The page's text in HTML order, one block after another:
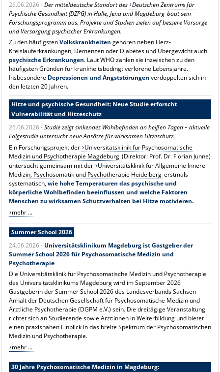
26.06.2026 -Der mitteldeutsche Standort des Deutschen Zentrums für
Psychische Gesundheit (DZPG) in Halle, Jena und Magdeburg baut sein
Forschungsprogramm aus. Projekte und Studien zielen auf bessere Vorsorge
und Versorgung psychischer Erkrankungen.
Zu den häufigstenVolkskrankheiten gehören neben Herz-
Kreislauferkrankungen, Demenzen oder Diabetes und Übergewicht auch
psychische Erkrankungen. Laut WHO zählen sie inzwischen zu den
häufigsten Gründen für krankheitsbedingt verlorene Lebensjahre.
Insbesondere Depressionen und Angststörungen verdoppelten sich in
den letzten 20 Jahren.
Hitze und psychische Gesundheit: Neue Studie erforscht
Vulnerabilität und Hitzeschutz
26.06.2026 -Studie zeigt sinkendes Wohlbefinden an heißen Tagen – aktuelle
Folgestudie untersucht neue Ansätze für wirksamen Hitzeschutz.
Ein Forschungsprojekt der Universitätsklinik für Psychosomatische
Medizin und Psychotherapie Magdeburg (Direktor: Prof. Dr. Florian Junne)
untersucht gemeinsam mit der Universitätsklinik für Allgemeine Innere
Medizin, Psychosomatik und Psychotherapie Heidelberg erstmals
systematisch, wie hohe Temperaturen das psychische und
körperliche Wohlbefinden beeinflussen und welche Faktoren
Menschen zu wirksamen Schutzverhalten bei Hitze motivieren.
mehr ...
Summer School 2026
24.06.2026 - Universitätsklinikum Magdeburg ist Gastgeber der
Summer School 2026 für Psychosomatische Medizin und
Psychotherapie
Die Universitätsklinik für Psychosomatische Medizin und Psychotherapie
des Universitätsklinikums Magdeburg wird im September 2026
Gastgeberin der Summer School 2026 des Landesverbands Sachsen-
Anhalt der Deutschen Gesellschaft für Psychosomatische Medizin und
Ärztliche Psychotherapie (DGPM e.V.) sein. Die dreitägige Veranstaltung
richtet sich an Studierende sowie Ärzt:innen in Weiterbildung und bietet
einen praxisnahen Einblick in das breite Spektrum der Psychosomatischen
Medizin und Psychotherapie.
mehr ...
30 Jahre Psychosomatische Medizin in Magdeburg: